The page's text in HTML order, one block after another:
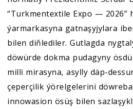
“Turkmentextile Expo — 2026”
ýarmarkasyna gatnaşyjylara
bilen diňlediler. Gutlagda
döwürde dokma pudagyny
milli mirasyna, asylly däp-
çeperçilik ýörelgelerini
innowasion ösüş bilen